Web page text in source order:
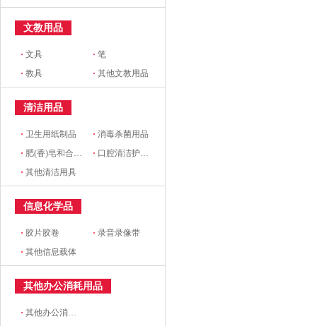
文教用品
·文具 ·笔
·教具 ·其他文教用品
清洁用品
·卫生用纸制品 ·消毒杀菌用品
· 肥(香)皂和合成洗涤剂 · 口腔清洁护理用品
·其他清洁用具
信息化学品
· 胶片胶卷 ·录音录像带
·其他信息载体
其他办公消耗用品
·其他办公消耗用品及类似物品